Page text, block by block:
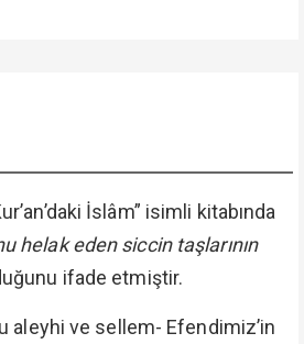
İslâm” isimli kitabında
helak eden siccin taşlarının
ifade etmiştir.
aleyhi ve sellem- Efendimiz’in